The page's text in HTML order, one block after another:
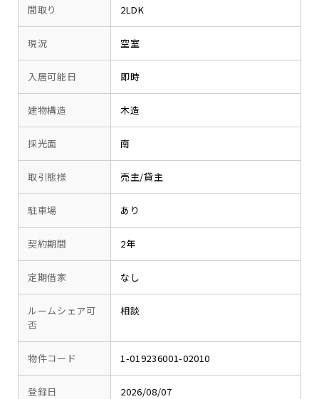
間取り 2LDK
現況 空室
入居可能日 即時
建物構造 木造
採光面 南
取引態様 売主/貸主
駐車場 あり
契約期間 2年
定期借家 なし
ルームシェア可
否
相談
物件コード 1-019236001-02010
登録日 2026/08/07